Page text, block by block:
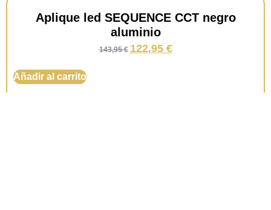
Aplique led SEQUENCE CCT negro
aluminio
143,95€ 122,95 €
Añadir al carrito